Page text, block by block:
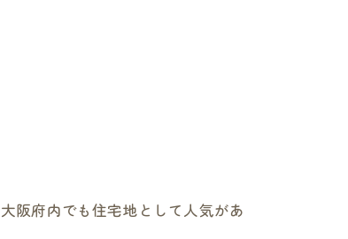
阪府内でも住宅地として人気があ